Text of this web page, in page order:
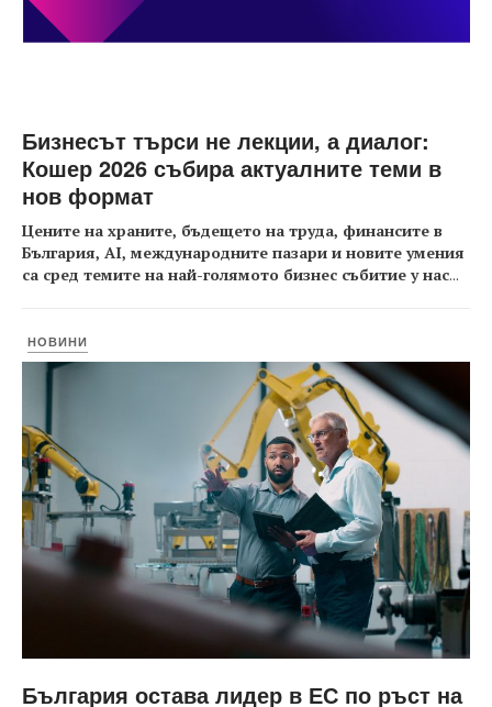
Бизнесът търси не лекции, а диалог:
Кошер 2026 събира актуалните теми в
нов формат
Цените на храните, бъдещето на труда, финансите в
България, AI, международните пазари и новите умения
са сред темите на най-голямото бизнес събитие у нас...
НОВИНИ
България остава лидер в ЕС по ръст на